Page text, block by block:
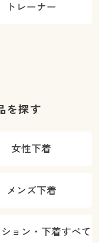
トレーナー
を探す
女性下着
メンズ下着
ョン・下着すべて